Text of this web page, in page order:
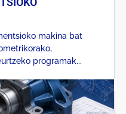
makina bat
programak...